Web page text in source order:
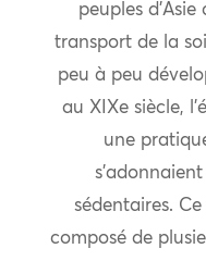
peuples
transport de la
peu à peu
au XIXe siècle,
une
sédentaires.
composé de